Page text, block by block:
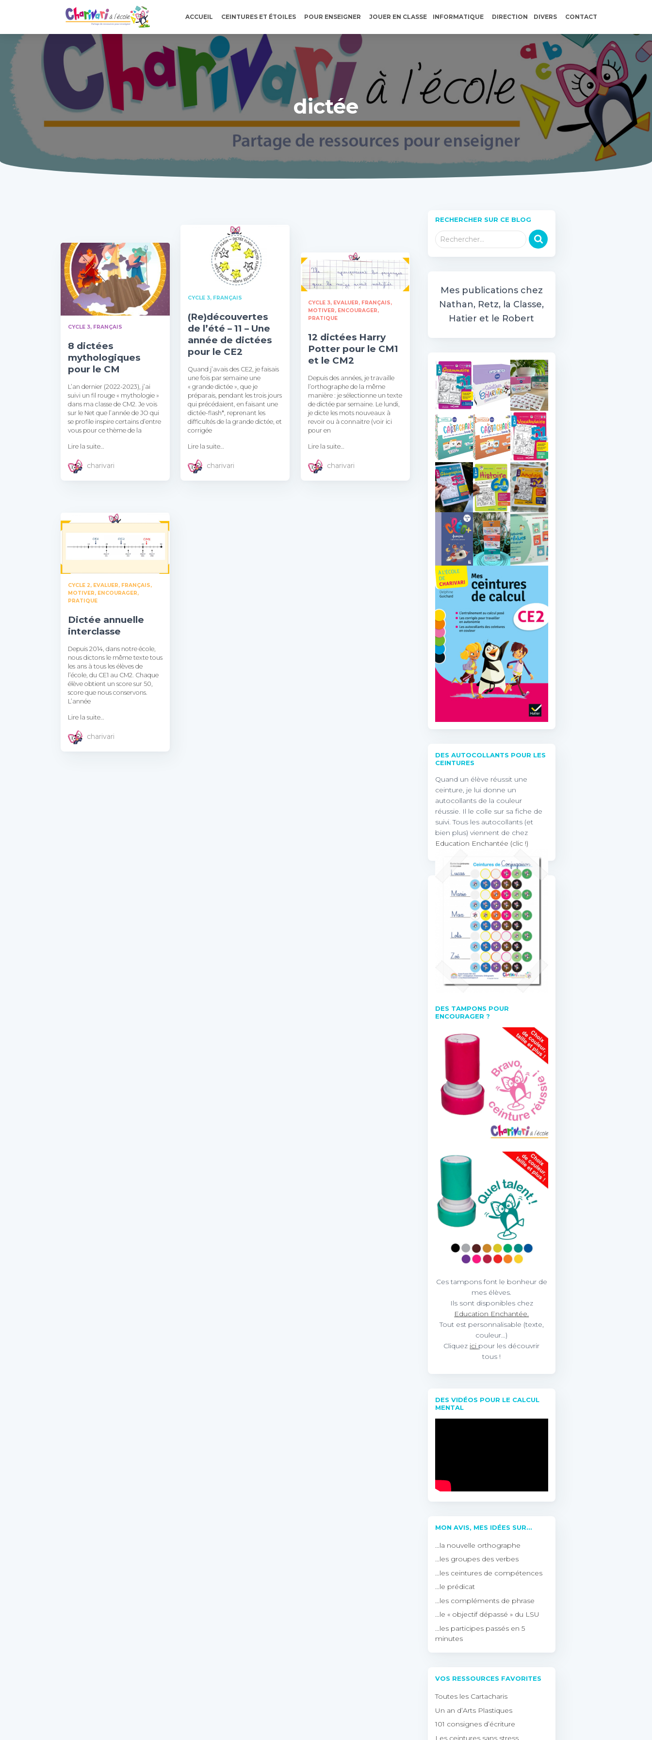
ACCUEIL CEINTURES ET ÉTOILES POUR ENSEIGNER JOUER EN CLASSE INFORMATIQUE DIRECTION DIVERS CONTACT
dictée
CYCLE 3 FRANÇAIS
8 dictées
mythologiques
pour le CM
L’an dernier (2022-2023), j’ai
suivi un fil rouge « mythologie »
dans ma classe de CM2. Je vois
sur le Net que l’année de JO qui
se profile inspire certains d’entre
vous pour ce thème de la
Lire la suite…
charivari
CYCLE 3 FRANÇAIS
(Re)découvertes
de l’été – 11 – Une
année de dictées
pour le CE2
Quand j’avais des CE2, je faisais
une fois par semaine une
« grande dictée », que je
préparais, pendant les trois jours
qui précédaient, en faisant une
dictée-flash*, reprenant les
difficultés de la grande dictée, et
corrigée
Lire la suite…
charivari
CYCLE 3 EVALUER
FRANÇAIS
MOTIVER, ENCOURAGER
PRATIQUE
12 dictées Harry
Potter pour le CM1
et le CM2
Depuis des années, je travaille
l’orthographe de la même
manière : je sélectionne un texte
de dictée par semaine. Le lundi,
je dicte les mots nouveaux à
revoir ou à connaitre (voir ici
pour en
Lire la suite…
charivari
CYCLE 2 EVALUER
FRANÇAIS
MOTIVER, ENCOURAGER
PRATIQUE
Dictée annuelle
interclasse
Depuis 2014, dans notre école,
nous dictons le même texte tous
les ans à tous les élèves de
l’école, du CE1 au CM2. Chaque
élève obtient un score sur 50,
score que nous conservons.
L’année
Lire la suite…
charivari
RECHERCHER SUR CE BLOG
R Rechercher…
Mes publications chez
Nathan, Retz, la Classe,
Hatier et le Robert
DES AUTOCOLLANTS POUR LES
CEINTURES
Quand un élève réussit une
ceinture, je lui donne un
autocollants de la couleur
réussie. Il le colle sur sa fiche de
suivi. Tous les autocollants (et
bien plus) viennent de chez
Education Enchantée (clic !)
DES TAMPONS POUR
ENCOURAGER ?
Ces tampons font le bonheur de
mes élèves.
Ils sont disponibles chez
Education Enchantée.
Tout est personnalisable (texte,
couleur…)
Cliquez ici pour les découvrir
tous !
DES VIDÉOS POUR LE CALCUL
MENTAL
MON AVIS, MES IDÉES SUR…
…la nouvelle orthographe
…les groupes des verbes
…les ceintures de compétences
…le prédicat
…les compléments de phrase
…le « objectif dépassé » du LSU
…les participes passés en 5
minutes
VOS RESSOURCES FAVORITES
Toutes les Cartacharis
Un an d’Arts Plastiques
101 consignes d’écriture
Les ceintures sans stress